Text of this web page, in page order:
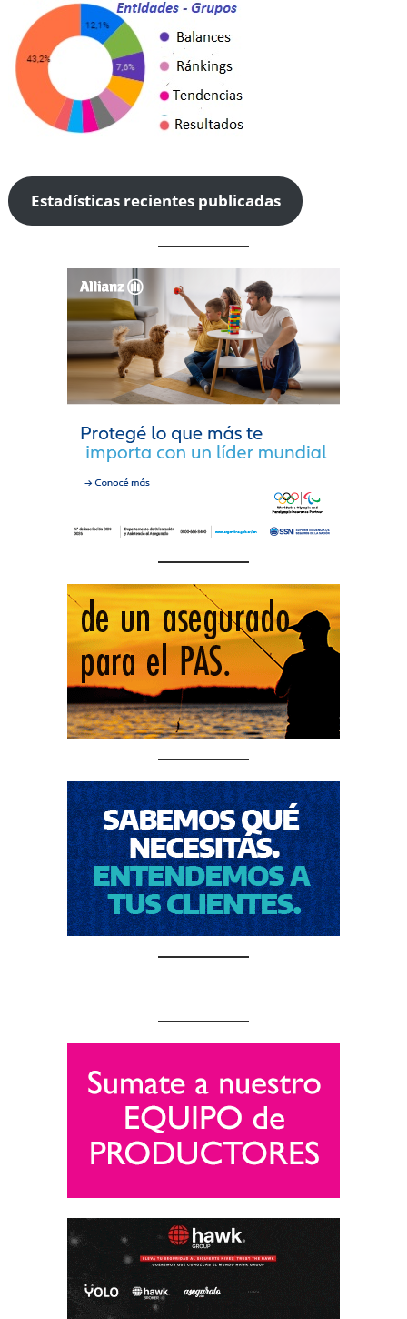
Estadísticas recientes publicadas